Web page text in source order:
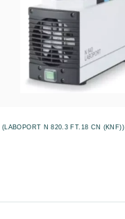
(LABOPORT N 820.3 FT.18 CN (KNF))